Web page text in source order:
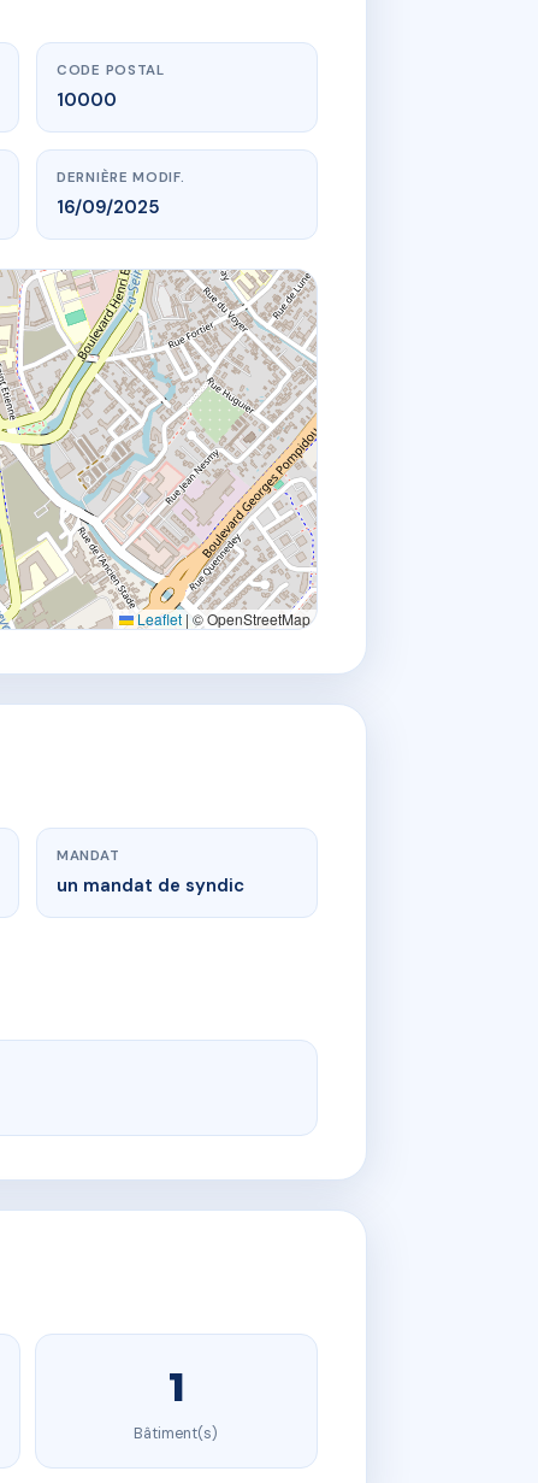
CODE POSTAL
10000
DERNIÈRE MODIF.
16/09/2025
Leaflet | © OpenStreetMap
MANDAT
un mandat de syndic
1
Bâtiment(s)